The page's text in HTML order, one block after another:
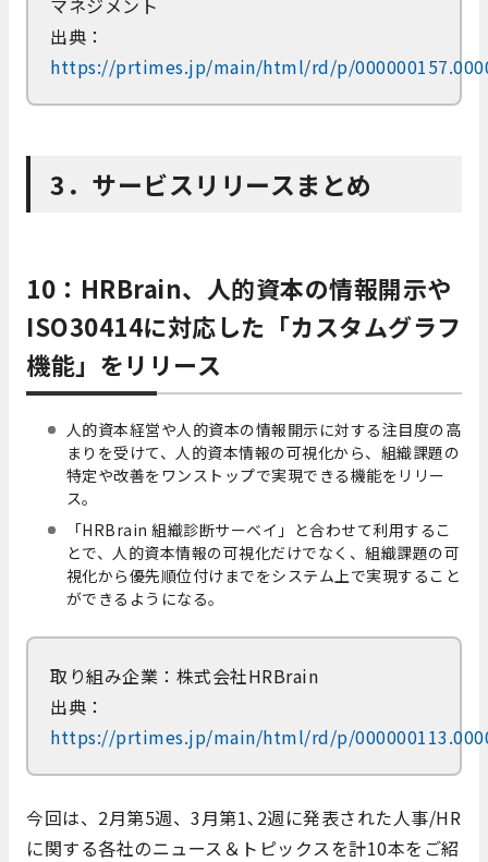
マネジメント
出典：
https://prtimes.jp/main/html/rd/p/
3．サービスリリースまとめ
10：HRBrain、人的資本の情報開示や
ISO30414に対応した「カスタムグラフ
機能」をリリース
人的資本経営や人的資本の情報開示に対する注目度の高
まりを受けて、人的資本情報の可視化から、組織課題の
特定や改善をワンストップで実現できる機能をリリー
ス。
「HRBrain 組織診断サーベイ」と合わせて利用するこ
とで、人的資本情報の可視化だけでなく、組織課題の可
視化から優先順位付けまでをシステム上で実現すること
ができるようになる。
取り組み企業：株式会社HRBrain
出典：
https://prtimes.jp/main/html/rd/p/
今回は、2月第5週、3月第1､2週に発表された人事/HR
に関する各社のニュース＆トピックスを計10本をご紹